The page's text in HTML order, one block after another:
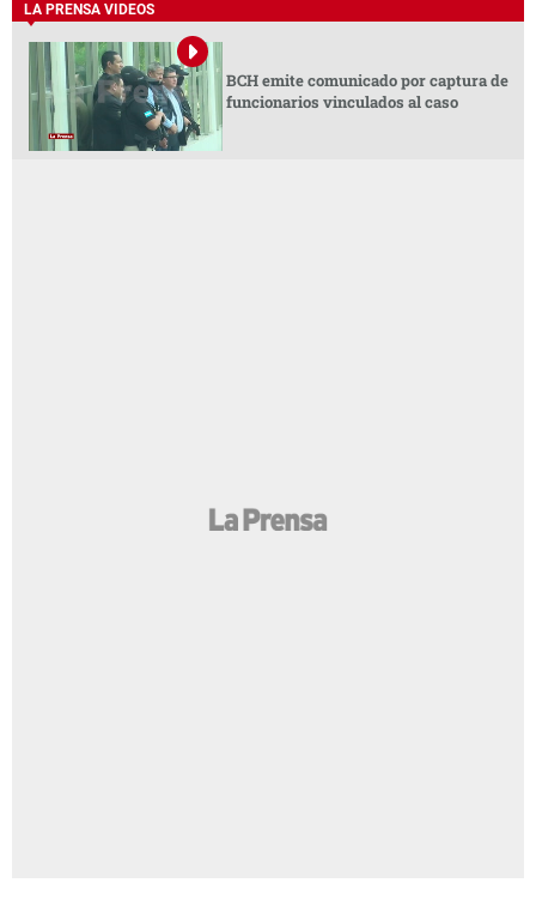
LA PRENSA VIDEOS
BCH emite comunicado por captura de
funcionarios vinculados al caso